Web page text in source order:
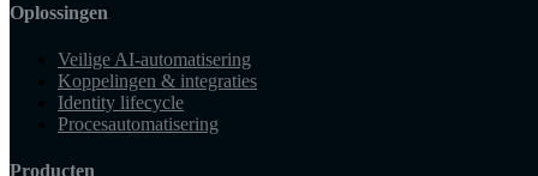
Oplossingen
Veilige AI-automatisering
Koppelingen & integraties
Identity lifecycle
Procesautomatisering
Producten